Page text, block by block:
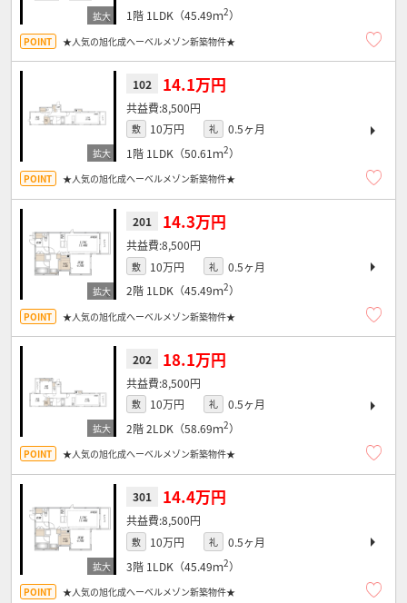
1階 1LDK（45.49ｍ2）
★人気の旭化成へーベルメゾン新築物件★
102 14.1万円
8,500円
敷 10万円 礼
0.5ヶ月
1階 1LDK（50.61ｍ2）
★人気の旭化成へーベルメゾン新築物件★
201 14.3万円
8,500円
敷 10万円 礼
0.5ヶ月
2階 1LDK（45.49ｍ2）
★人気の旭化成へーベルメゾン新築物件★
202 18.1万円
8,500円
敷 10万円 礼
0.5ヶ月
2階2LDK（58.69ｍ2）
★人気の旭化成へーベルメゾン新築物件★
301 14.4万円
8,500円
敷 10万円 礼
0.5ヶ月
3階 1LDK（45.49ｍ2）
★人気の旭化成へーベルメゾン新築物件★